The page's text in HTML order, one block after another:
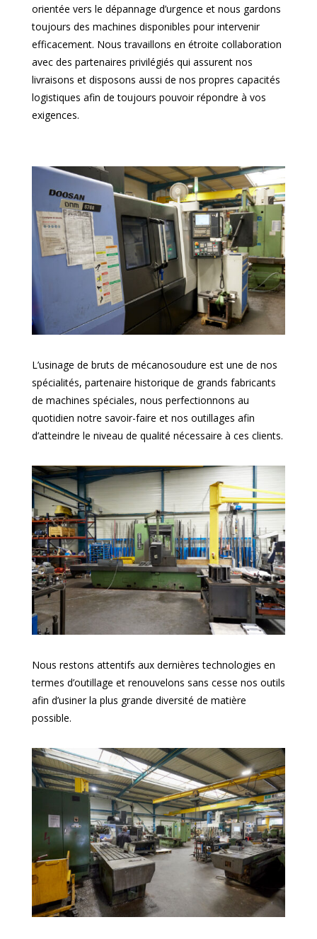
orientée vers le dépannage d’urgence et nous gardons
toujours des machines disponibles pour intervenir
efficacement. Nous travaillons en étroite collaboration
avec des partenaires privilégiés qui assurent nos
livraisons et disposons aussi de nos propres capacités
logistiques afin de toujours pouvoir répondre à vos
exigences.
L’usinage de bruts de mécanosoudure est une de nos
spécialités, partenaire historique de grands fabricants
de machines spéciales, nous perfectionnons au
quotidien notre savoir-faire et nos outillages afin
d’atteindre le niveau de qualité nécessaire à ces clients.
Nous restons attentifs aux dernières technologies en
termes d’outillage et renouvelons sans cesse nos outils
afin d’usiner la plus grande diversité de matière
possible.